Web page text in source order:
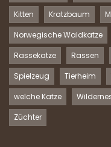
Kitten
Kratzbaum
Norwegische Waldkatze
Rassekatze
Rassen
Spielzeug
Tierheim
welche Katze
Züchter